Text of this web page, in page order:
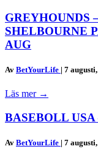
GREYHOUNDS
SHELBOURNE
AUG
Av BetYourLife | 7
Läs mer →
BASEBOLL
Av BetYourLife | 7